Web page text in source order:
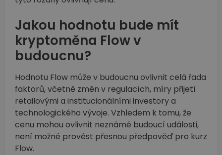
Jakou hodnotu bude mít
kryptoměna Flow v
budoucnu?
Hodnotu Flow může v budoucnu ovlivnit celá řada
faktorů, včetně změn v regulacích, míry přijetí
retailovými a institucionálními investory a
technologického vývoje. Vzhledem k tomu, že
cenu mohou ovlivnit neznámé budoucí události,
není možné provést přesnou předpověď pro kurz
Flow.